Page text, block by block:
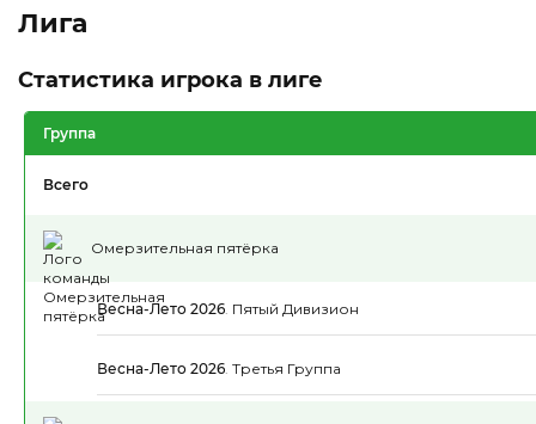
Лига
Статистика игрока в лиге
Группа
Всего
Омерзительная пятёрка
Весна-Лето 2026. Пятый Дивизион
Весна-Лето 2026. Третья Группа